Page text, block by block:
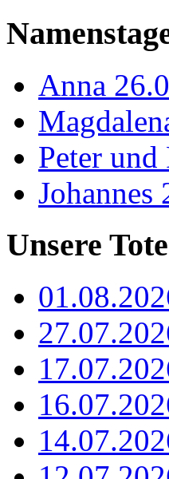
Anna
Peter und
Johannes
Unsere